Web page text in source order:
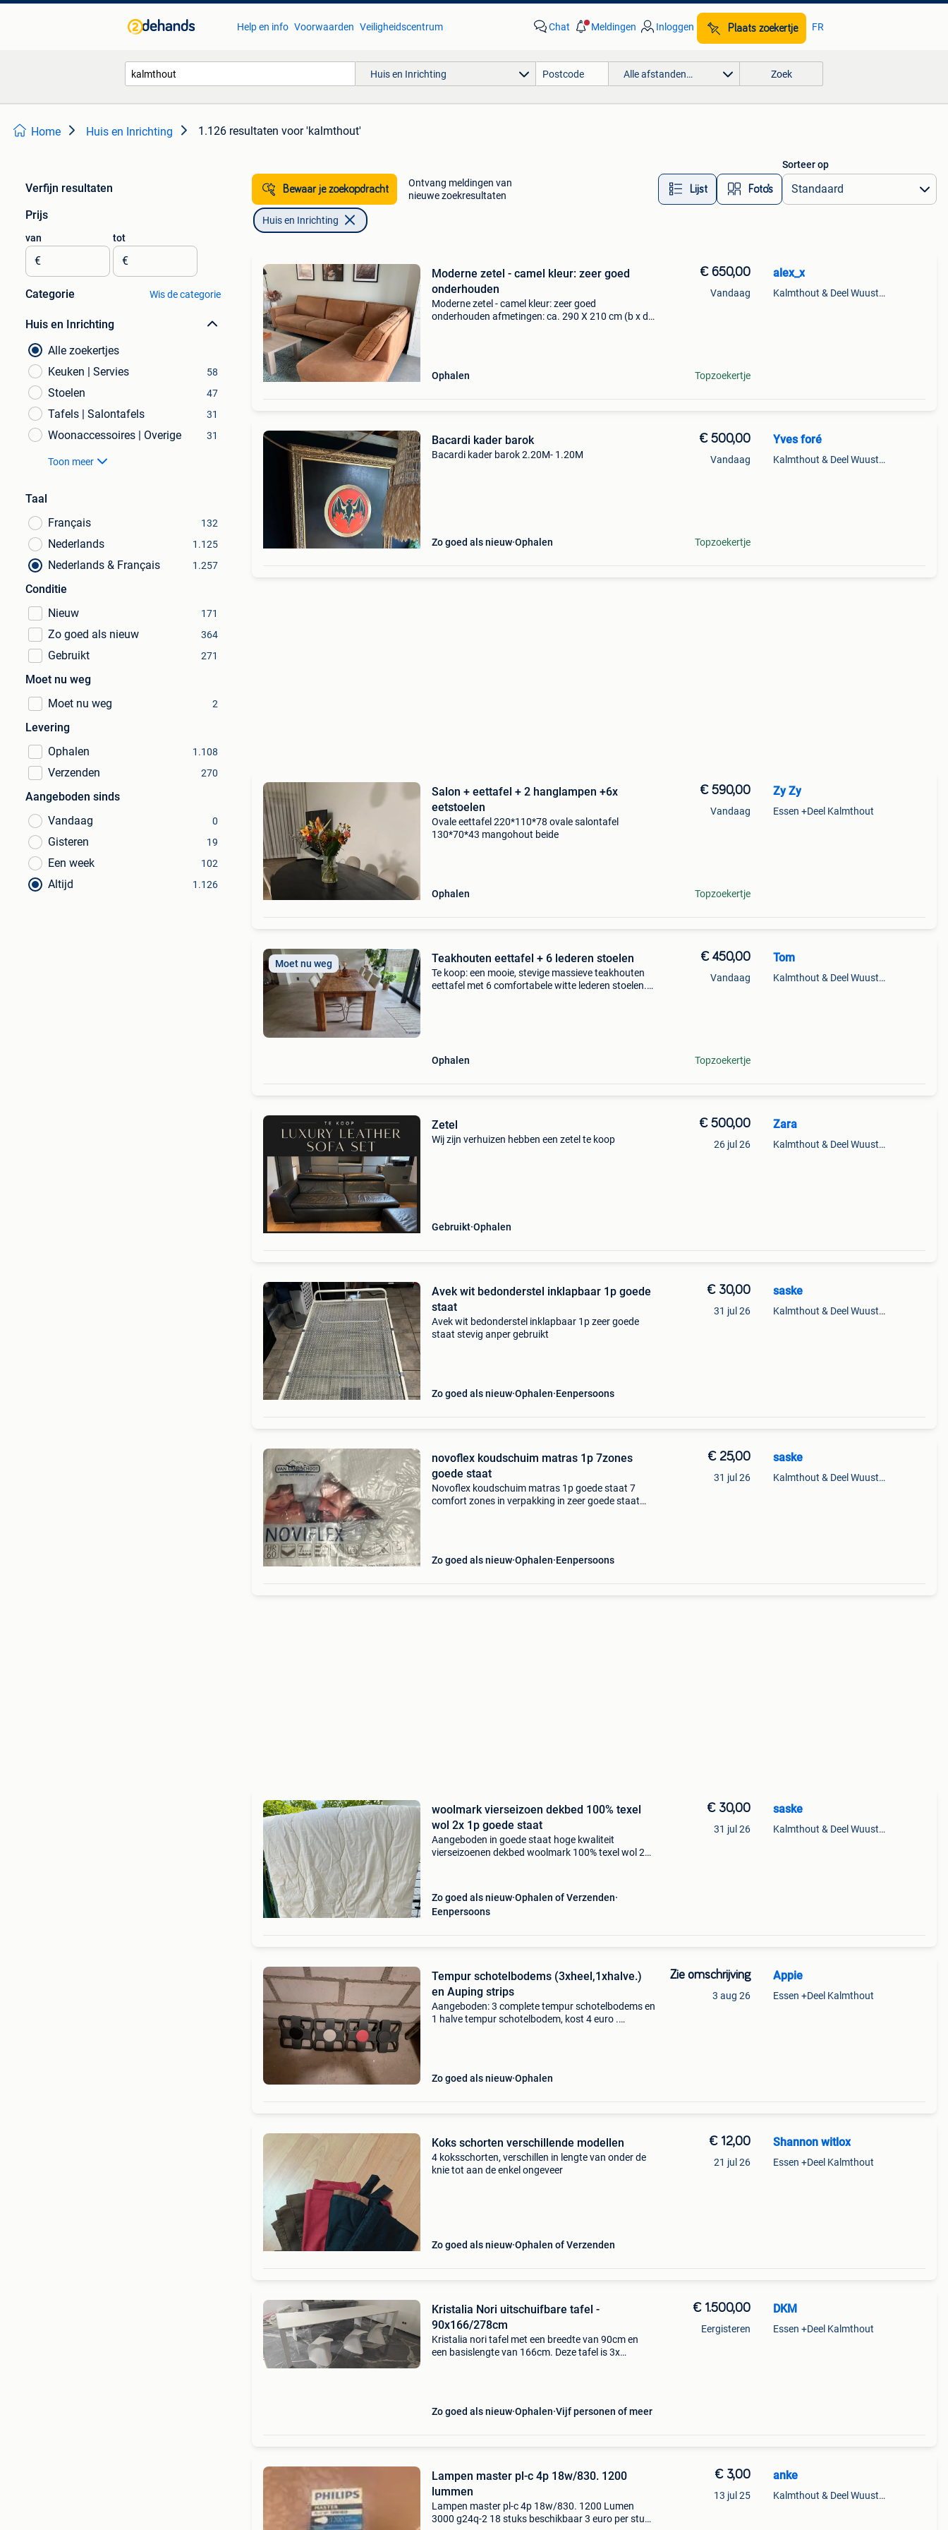
Help en info Voorwaarden Veiligheidscentrum Chat Meldingen Inloggen Plaats zoekertje FR
Huis en Inrichting Alle afstanden… Zoek
Home Huis en Inrichting 1.126 resultaten voor 'kalmthout'
Verfijn resultaten
Prijs
van
€
tot
€
Categorie Wis de categorie
Huis en Inrichting
Alle zoekertjes
Keuken | Servies
58
Stoelen 47
Tafels | Salontafels 31
Woonaccessoires | Overige 31
Toon meer
Taal
Français
132
Nederlands 1.125
Nederlands & Français 1.257
Conditie
Nieuw
171
Zo goed als nieuw 364
Gebruikt 271
Moet nu weg
Moet nu weg
2
Levering
Ophalen
1.108
Verzenden 270
Aangeboden sinds
Vandaag
0
Gisteren 19
Een week 102
Altijd 1.126
Bewaar je zoekopdracht
Ontvang meldingen van
nieuwe zoekresultaten
Lijst Foto’s
Sorteer op
Huis en Inrichting
Moderne zetel - camel kleur: zeer goed
onderhouden
Moderne zetel - camel kleur: zeer goed
onderhouden afmetingen: ca. 290 X 210 cm (b x d)
Ophalen
€ 650,00
Vandaag
Topzoekertje
alex_x
Kalmthout & Deel Wuustwezel
Bacardi kader barok
Bacardi kader barok 2.20M- 1.20M
Zo goed als nieuw Ophalen
€ 500,00
Vandaag
Topzoekertje
Yves foré
Kalmthout & Deel Wuustwezel
Salon + eettafel + 2 hanglampen +6x
eetstoelen
Ovale eettafel 220*110*78 ovale salontafel
130*70*43 mangohout beide
Ophalen
€ 590,00
Vandaag
Topzoekertje
Zy Zy
Essen +Deel Kalmthout
Moet nu weg Teakhouten eettafel + 6 lederen stoelen
Te koop: een mooie, stevige massieve teakhouten
eettafel met 6 comfortabele witte lederen stoelen.
Ophalen
€ 450,00
Vandaag
Topzoekertje
Tom
Kalmthout & Deel Wuustwezel
Zetel
Wij zijn verhuizen hebben een zetel te koop
Gebruikt Ophalen
€ 500,00
26 jul 26
Zara
Kalmthout & Deel Wuustwezel
Avek wit bedonderstel inklapbaar 1p goede
staat
Avek wit bedonderstel inklapbaar 1p zeer goede
staat stevig anper gebruikt
Zo goed als nieuw Ophalen Eenpersoons
€ 30,00
31 jul 26
saske
Kalmthout & Deel Wuustwezel
novoflex koudschuim matras 1p 7zones
goede staat
Novoflex koudschuim matras 1p goede staat 7
comfort zones in verpakking in zeer goede staat
Zo goed als nieuw Ophalen Eenpersoons
€ 25,00
31 jul 26
saske
Kalmthout & Deel Wuustwezel
woolmark vierseizoen dekbed 100% texel
wol 2x 1p goede staat
Aangeboden in goede staat hoge kwaliteit
vierseizoenen dekbed woolmark 100% texel wol 2x
Zo goed als nieuw Ophalen of Verzenden
Eenpersoons
€ 30,00
31 jul 26
saske
Kalmthout & Deel Wuustwezel
Tempur schotelbodems (3xheel,1xhalve.)
en Auping strips
Aangeboden: 3 complete tempur schotelbodems en
1 halve tempur schotelbodem, kost 4 euro .
Zo goed als nieuw Ophalen
Zie omschrijving
3 aug 26
Appie
Essen +Deel Kalmthout
Koks schorten verschillende modellen
4 koksschorten, verschillen in lengte van onder de
knie tot aan de enkel ongeveer
Zo goed als nieuw Ophalen of Verzenden
€ 12,00
21 jul 26
Shannon witlox
Essen +Deel Kalmthout
Kristalia Nori uitschuifbare tafel -
90x166/278cm
Kristalia nori tafel met een breedte van 90cm en
een basislengte van 166cm. Deze tafel is 3x
Zo goed als nieuw Ophalen Vijf personen of meer
€ 1.500,00
Eergisteren
DKM
Essen +Deel Kalmthout
Lampen master pl-c 4p 18w/830. 1200
lummen
Lampen master pl-c 4p 18w/830. 1200 Lumen
3000 g24q-2 18 stuks beschikbaar 3 euro per stuk
€ 3,00
13 jul 25
anke
Kalmthout & Deel Wuustwezel